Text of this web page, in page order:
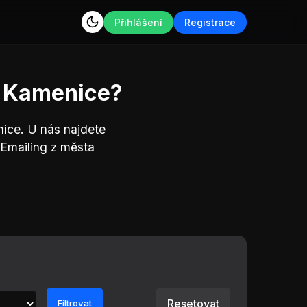
Přihlášení Registrace
U nás najdete
z města
Filtrovat Resetovat